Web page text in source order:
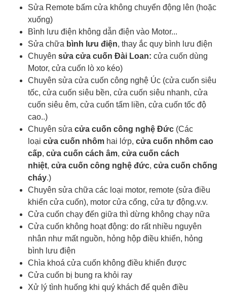
Sửa Remote bấm cửa không chuyển động lên (hoặc
xuống)
Bình lưu điện không dẫn điện vào Motor...
Sửa chữa bình lưu điện, thay ắc quy bình lưu điện
Chuyên sửa cửa cuốn Đài Loan: cửa cuốn dùng
Motor, cửa cuốn lò xo kéo)
Chuyên sửa cửa cuốn công nghệ Úc (cửa cuốn siêu
tốc, cửa cuốn siêu bền, cửa cuốn siêu nhanh, cửa
cuốn siêu êm, cửa cuốn tấm liền, cửa cuốn tốc độ
cao..)
Chuyên sửa cửa cuốn công nghệ Đức (Các
loại cửa cuốn nhôm hai lớp, cửa cuốn nhôm cao
cấp, cửa cuốn cách âm, cửa cuốn cách
nhiệt, cửa cuốn công nghệ đức, cửa cuốn chống
cháy.)
Chuyên sửa chữa các loại motor, remote (sửa điều
khiển cửa cuốn), motor cửa cổng, cửa tự động.v.v.
Cửa cuốn chạy đến giữa thì dừng không chạy nữa
Cửa cuốn không hoạt động: do rất nhiều nguyên
nhân như mất nguồn, hỏng hộp điều khiển, hỏng
bình lưu điện
Chìa khoá cửa cuốn không điều khiển được
Cửa cuốn bị bung ra khỏi ray
Xử lý tình huống khi quý khách để quên điều